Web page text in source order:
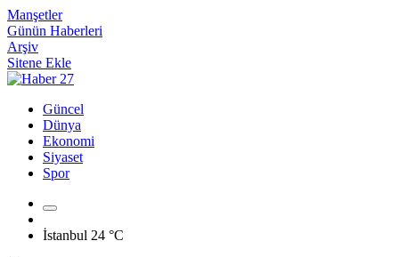
Manşetler
Günün Haberleri
Arşiv
Sitene Ekle
Güncel
Dünya
Ekonomi
Siyaset
Spor
İstanbul 24 °C